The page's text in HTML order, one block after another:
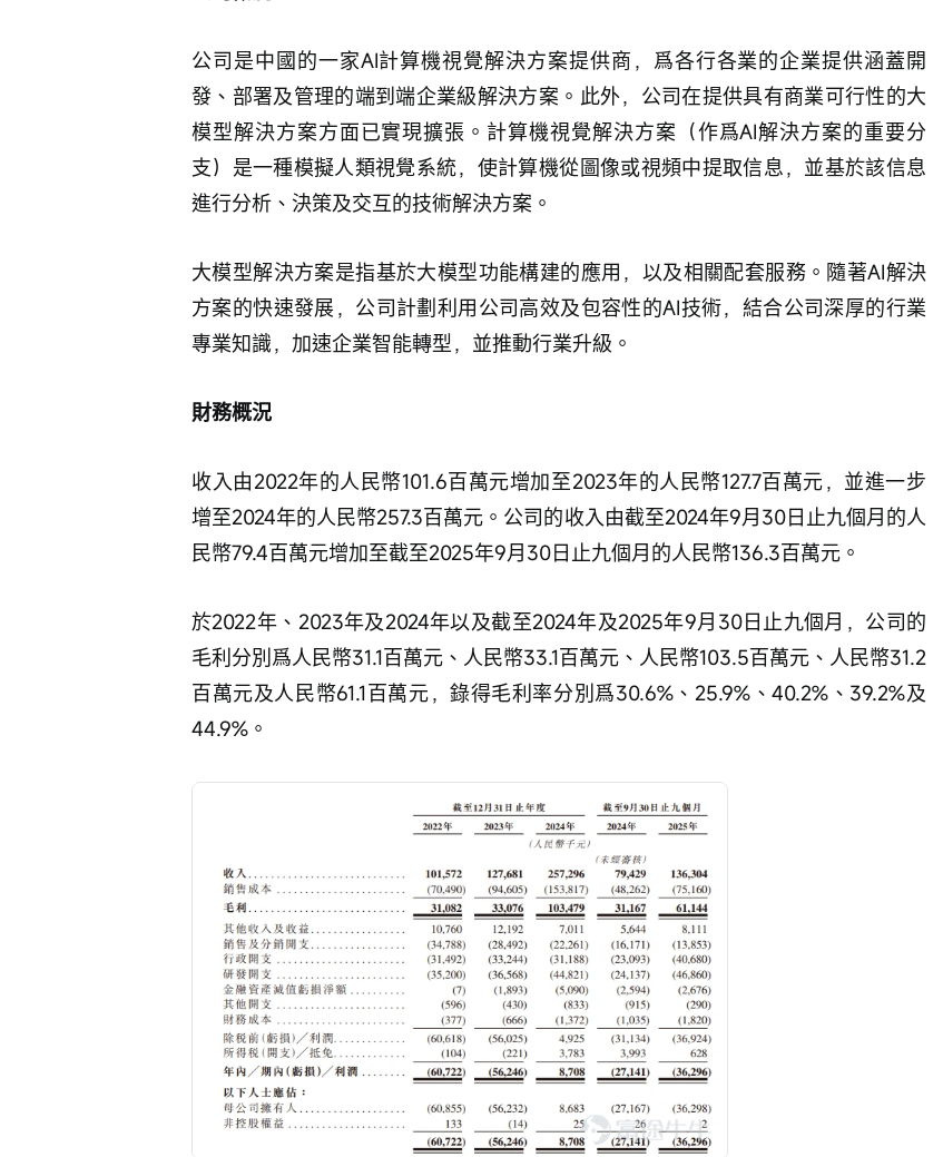
公司是中國的一家AI計算機視覺解決方案提供商，爲各行各業的企業提供涵蓋開
發、部署及管理的端到端企業級解決方案。此外，公司在提供具有商業可行性的大
模型解決方案方面已實現擴張。計算機視覺解決方案（作爲AI解決方案的重要分
支）是一種模擬人類視覺系統，使計算機從圖像或視頻中提取信息，並基於該信息
進行分析、決策及交互的技術解決方案。
大模型解決方案是指基於大模型功能構建的應用，以及相關配套服務。隨著AI解決
方案的快速發展，公司計劃利用公司高效及包容性的AI技術，結合公司深厚的行業
專業知識，加速企業智能轉型，並推動行業升級。
財務概況
收入由2022年的人民幣101.6百萬元增加至2023年的人民幣127.7百萬元，並進一步
增至2024年的人民幣257.3百萬元。公司的收入由截至2024年9月30日止九個月的人
民幣79.4百萬元增加至截至2025年9月30日止九個月的人民幣136.3百萬元。
於2022年、2023年及2024年以及截至2024年及2025年9月30日止九個月，公司的
毛利分別爲人民幣31.1百萬元、人民幣33.1百萬元、人民幣103.5百萬元、人民幣31.2
百萬元及人民幣61.1百萬元，錄得毛利率分別爲30.6%、25.9%、40.2%、39.2%及
44.9%。